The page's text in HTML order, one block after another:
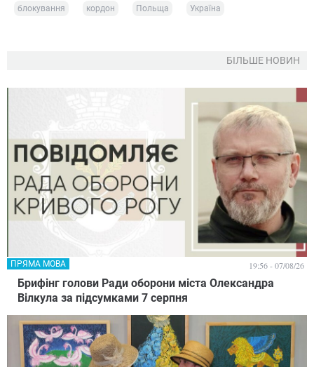
блокування кордон Польща Україна
БІЛЬШЕ НОВИН
Брифінг голови Ради оборони міста Олександра
Вілкула за підсумками 7 серпня
ПРЯМА МОВА 19:56 - 07/08/26